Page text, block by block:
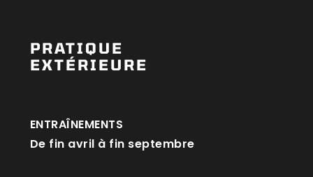
PRATIQUE
EXTÉRIEURE
ENTRAÎNEMENTS
De fin avril à fin septembre